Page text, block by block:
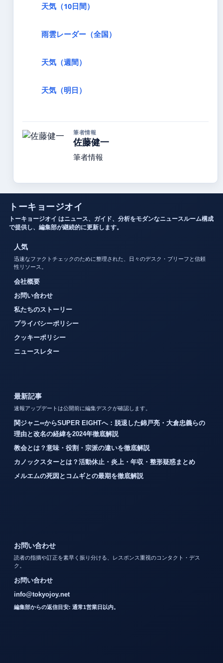
天気（10日間）
雨雲レーダー（全国）
天気（週間）
天気（明日）
筆者情報
佐藤健一
筆者情報
トーキョージオイ
トーキョージオイ はニュース、ガイド、分析をモダンなニュースルーム構成
で提供し、編集部が継続的に更新します。
人気
迅速なファクトチェックのために整理された、日々のデスク・ブリーフと信頼
性リソース。
会社概要
お問い合わせ
私たちのストーリー
プライバシーポリシー
クッキーポリシー
ニュースレター
最新記事
速報アップデートは公開前に編集デスクが確認します。
関ジャニ∞からSUPER EIGHTへ：脱退した錦戸亮・大倉忠義らの
理由と改名の経緯を2024年徹底解説
教会とは？意味・役割・宗派の違いを徹底解説
カノックスターとは？活動休止・炎上・年収・整形疑惑まとめ
メルエムの死因とコムギとの最期を徹底解説
お問い合わせ
読者の指摘や訂正を素早く振り分ける、レスポンス重視のコンタクト・デス
ク。
お問い合わせ
info@tokyojoy.net
編集部からの返信目安: 通常1営業日以内。